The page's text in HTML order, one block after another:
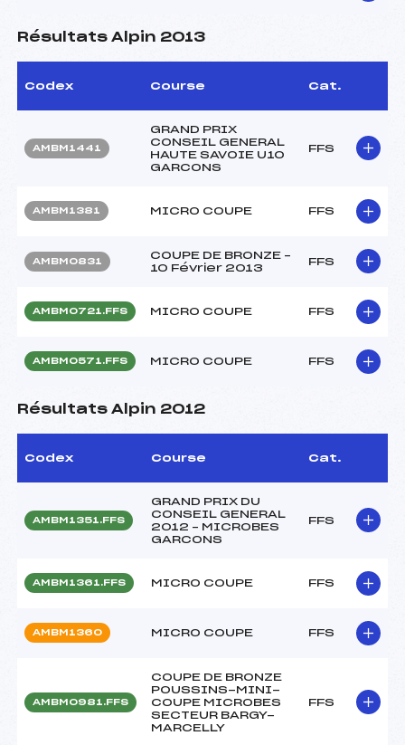
Résultats Alpin 2013
Codex Course Cat.
AMBM1441
GRAND PRIX
CONSEIL GENERAL
HAUTE SAVOIE U10
GARCONS
FFS
AMBM1381 MICRO COUPE FFS
AMBM0831
COUPE DE BRONZE –
10 Février 2013
FFS
AMBM0721.FFS MICRO COUPE FFS
AMBM0571.FFS MICRO COUPE FFS
Résultats Alpin 2012
Codex Course Cat.
AMBM1351.FFS
GRAND PRIX DU
CONSEIL GENERAL
2012 – MICROBES
GARCONS
FFS
AMBM1361.FFS MICRO COUPE FFS
AMBM1360 MICRO COUPE FFS
AMBM0981.FFS
COUPE DE BRONZE
POUSSINS-MINI-
COUPE MICROBES
SECTEUR BARGY-
MARCELLY
FFS